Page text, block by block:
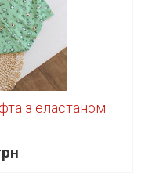
з еластаном